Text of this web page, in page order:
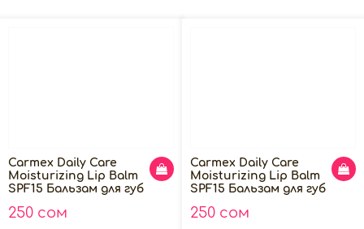
Carmex Daily Care
Moisturizing Lip Balm
SPF15 Бальзам для губ
250 сом
Carmex Daily Care
Moisturizing Lip Balm
SPF15 Бальзам для губ
4.25гр
250 сом